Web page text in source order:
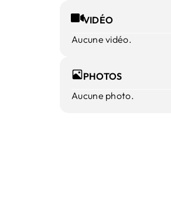
VIDÉO
Aucune vidéo.
PHOTOS
Aucune photo.